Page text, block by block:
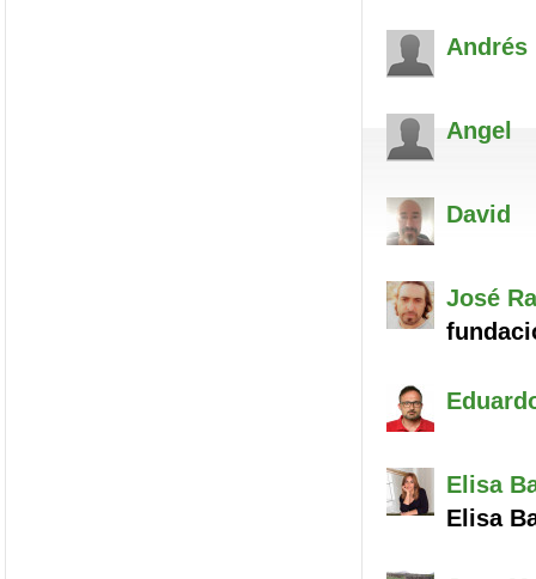
Andrés
Angel
David
José
Elisa
Elisa